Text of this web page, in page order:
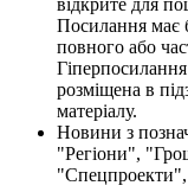
відкрите для
Посилання має
повного або
розміщена в
матеріалу.
Новини з
"Регіони",